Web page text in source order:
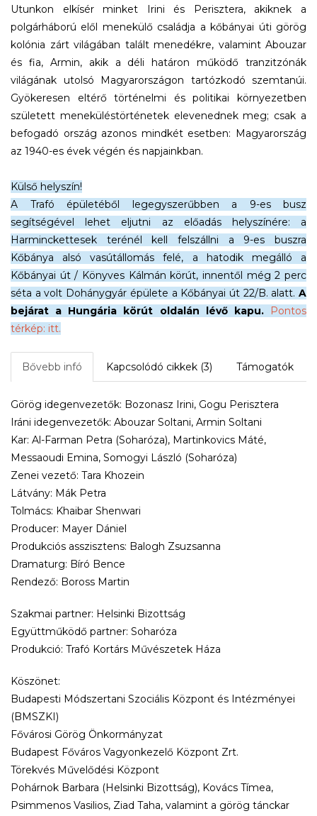
Utunkon elkísér minket Irini és Perisztera, akiknek a
polgárháború elől menekülő családja a kőbányai úti görög
kolónia zárt világában talált menedékre, valamint Abouzar
és fia, Armin, akik a déli határon működő tranzitzónák
világának utolsó Magyarországon tartózkodó szemtanúi.
Gyökeresen eltérő történelmi és politikai környezetben
született meneküléstörténetek elevenednek meg; csak a
befogadó ország azonos mindkét esetben: Magyarország
az 1940-es évek végén és napjainkban.
Külső helyszín!
A Trafó épületéből legegyszerűbben a 9-es busz
segítségével lehet eljutni az előadás helyszínére: a
Harminckettesek terénél kell felszállni a 9-es buszra
Kőbánya alsó vasútállomás felé, a hatodik megálló a
Kőbányai út / Könyves Kálmán körút, innentől még 2 perc
séta a volt Dohánygyár épülete a Kőbányai út 22/B. alatt. A
bejárat a Hungária körút oldalán lévő kapu.
Pontos
térkép: itt.
Bővebb infó Kapcsolódó cikkek (3) Támogatók
Görög idegenvezetők: Bozonasz Irini, Gogu Perisztera
Iráni idegenvezetők: Abouzar Soltani, Armin Soltani
Kar: Al-Farman Petra (Soharóza), Martinkovics Máté,
Messaoudi Emina, Somogyi László (Soharóza)
Zenei vezető: Tara Khozein
Látvány: Mák Petra
Tolmács: Khaibar Shenwari
Producer: Mayer Dániel
Produkciós asszisztens: Balogh Zsuzsanna
Dramaturg: Bíró Bence
Rendező: Boross Martin
Szakmai partner: Helsinki Bizottság
Együttműködő partner: Soharóza
Produkció: Trafó Kortárs Művészetek Háza
Köszönet:
Budapesti Módszertani Szociális Központ és Intézményei
(BMSZKI)
Fővárosi Görög Önkormányzat
Budapest Főváros Vagyonkezelő Központ Zrt.
Törekvés Művelődési Központ
Pohárnok Barbara (Helsinki Bizottság), Kovács Tímea,
Psimmenos Vasilios, Ziad Taha, valamint a görög tánckar